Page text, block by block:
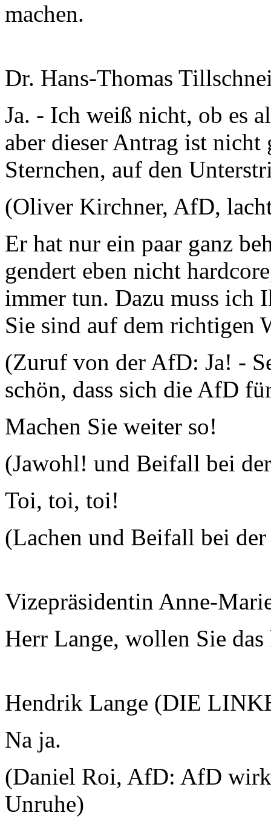
machen.
Dr. Hans-Thomas
Ja. - Ich weiß nicht, ob es
aber dieser Antrag ist nicht
Sternchen, auf den
(Oliver Kirchner, AfD,
Er hat nur ein paar ganz
gendert eben nicht
immer tun. Dazu muss ich
Sie sind auf dem richtigen
(Zuruf von der AfD: Ja! -
schön, dass sich die AfD
Machen Sie weiter so!
(Jawohl! und Beifall bei
Toi, toi, toi!
(Lachen und Beifall bei
Vizepräsidentin Anne-
Herr Lange, wollen Sie
Hendrik Lange (DIE
Na ja.
(Daniel Roi, AfD: AfD
Unruhe)